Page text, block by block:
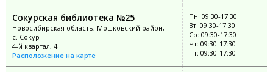
Сокурская библиотека №25
Новосибирская область, Мошковский район,
с. Сокур
4-й квартал, 4
Расположение на карте
Пн: 09:30-17:30
Вт: 09:30-17:30
Ср: 09:30-17:30
Чт: 09:30-17:30
Пт: 09:30-17:30